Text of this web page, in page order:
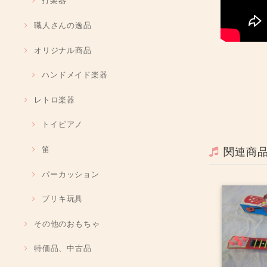
職人さんの逸品
オリジナル商品
ハンドメイド楽器
レトロ楽器
トイピアノ
笛
パーカッション
ブリキ玩具
その他のおもちゃ
特価品、中古品
関連商